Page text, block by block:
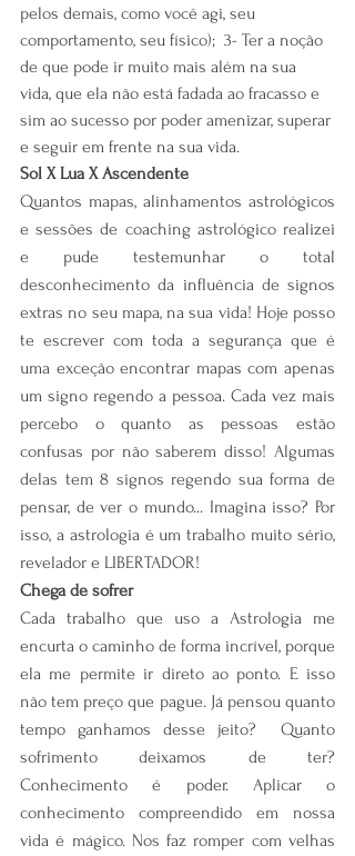
pelos demais, como você agi, seu
comportamento, seu físico);  3- Ter a noção
de que pode ir muito mais além na sua
vida, que ela não está fadada ao fracasso e
sim ao sucesso por poder amenizar, superar
e seguir em frente na sua vida.
Sol X Lua X Ascendente
Quantos mapas, alinhamentos astrológicos
e sessões de coaching astrológico realizei
e pude testemunhar o total
desconhecimento da influência de signos
extras no seu mapa, na sua vida! Hoje posso
te escrever com toda a segurança que é
uma exceção encontrar mapas com apenas
um signo regendo a pessoa. Cada vez mais
percebo o quanto as pessoas estão
confusas por não saberem disso! Algumas
delas tem 8 signos regendo sua forma de
pensar, de ver o mundo... Imagina isso? Por
isso, a astrologia é um trabalho muito sério,
revelador e LIBERTADOR!
Chega de sofrer
Cada trabalho que uso a Astrologia me
encurta o caminho de forma incrível, porque
ela me permite ir direto ao ponto. E isso
não tem preço que pague. Já pensou quanto
tempo ganhamos desse jeito?  Quanto
sofrimento deixamos de ter?
Conhecimento é poder. Aplicar o
conhecimento compreendido em nossa
vida é mágico. Nos faz romper com velhas